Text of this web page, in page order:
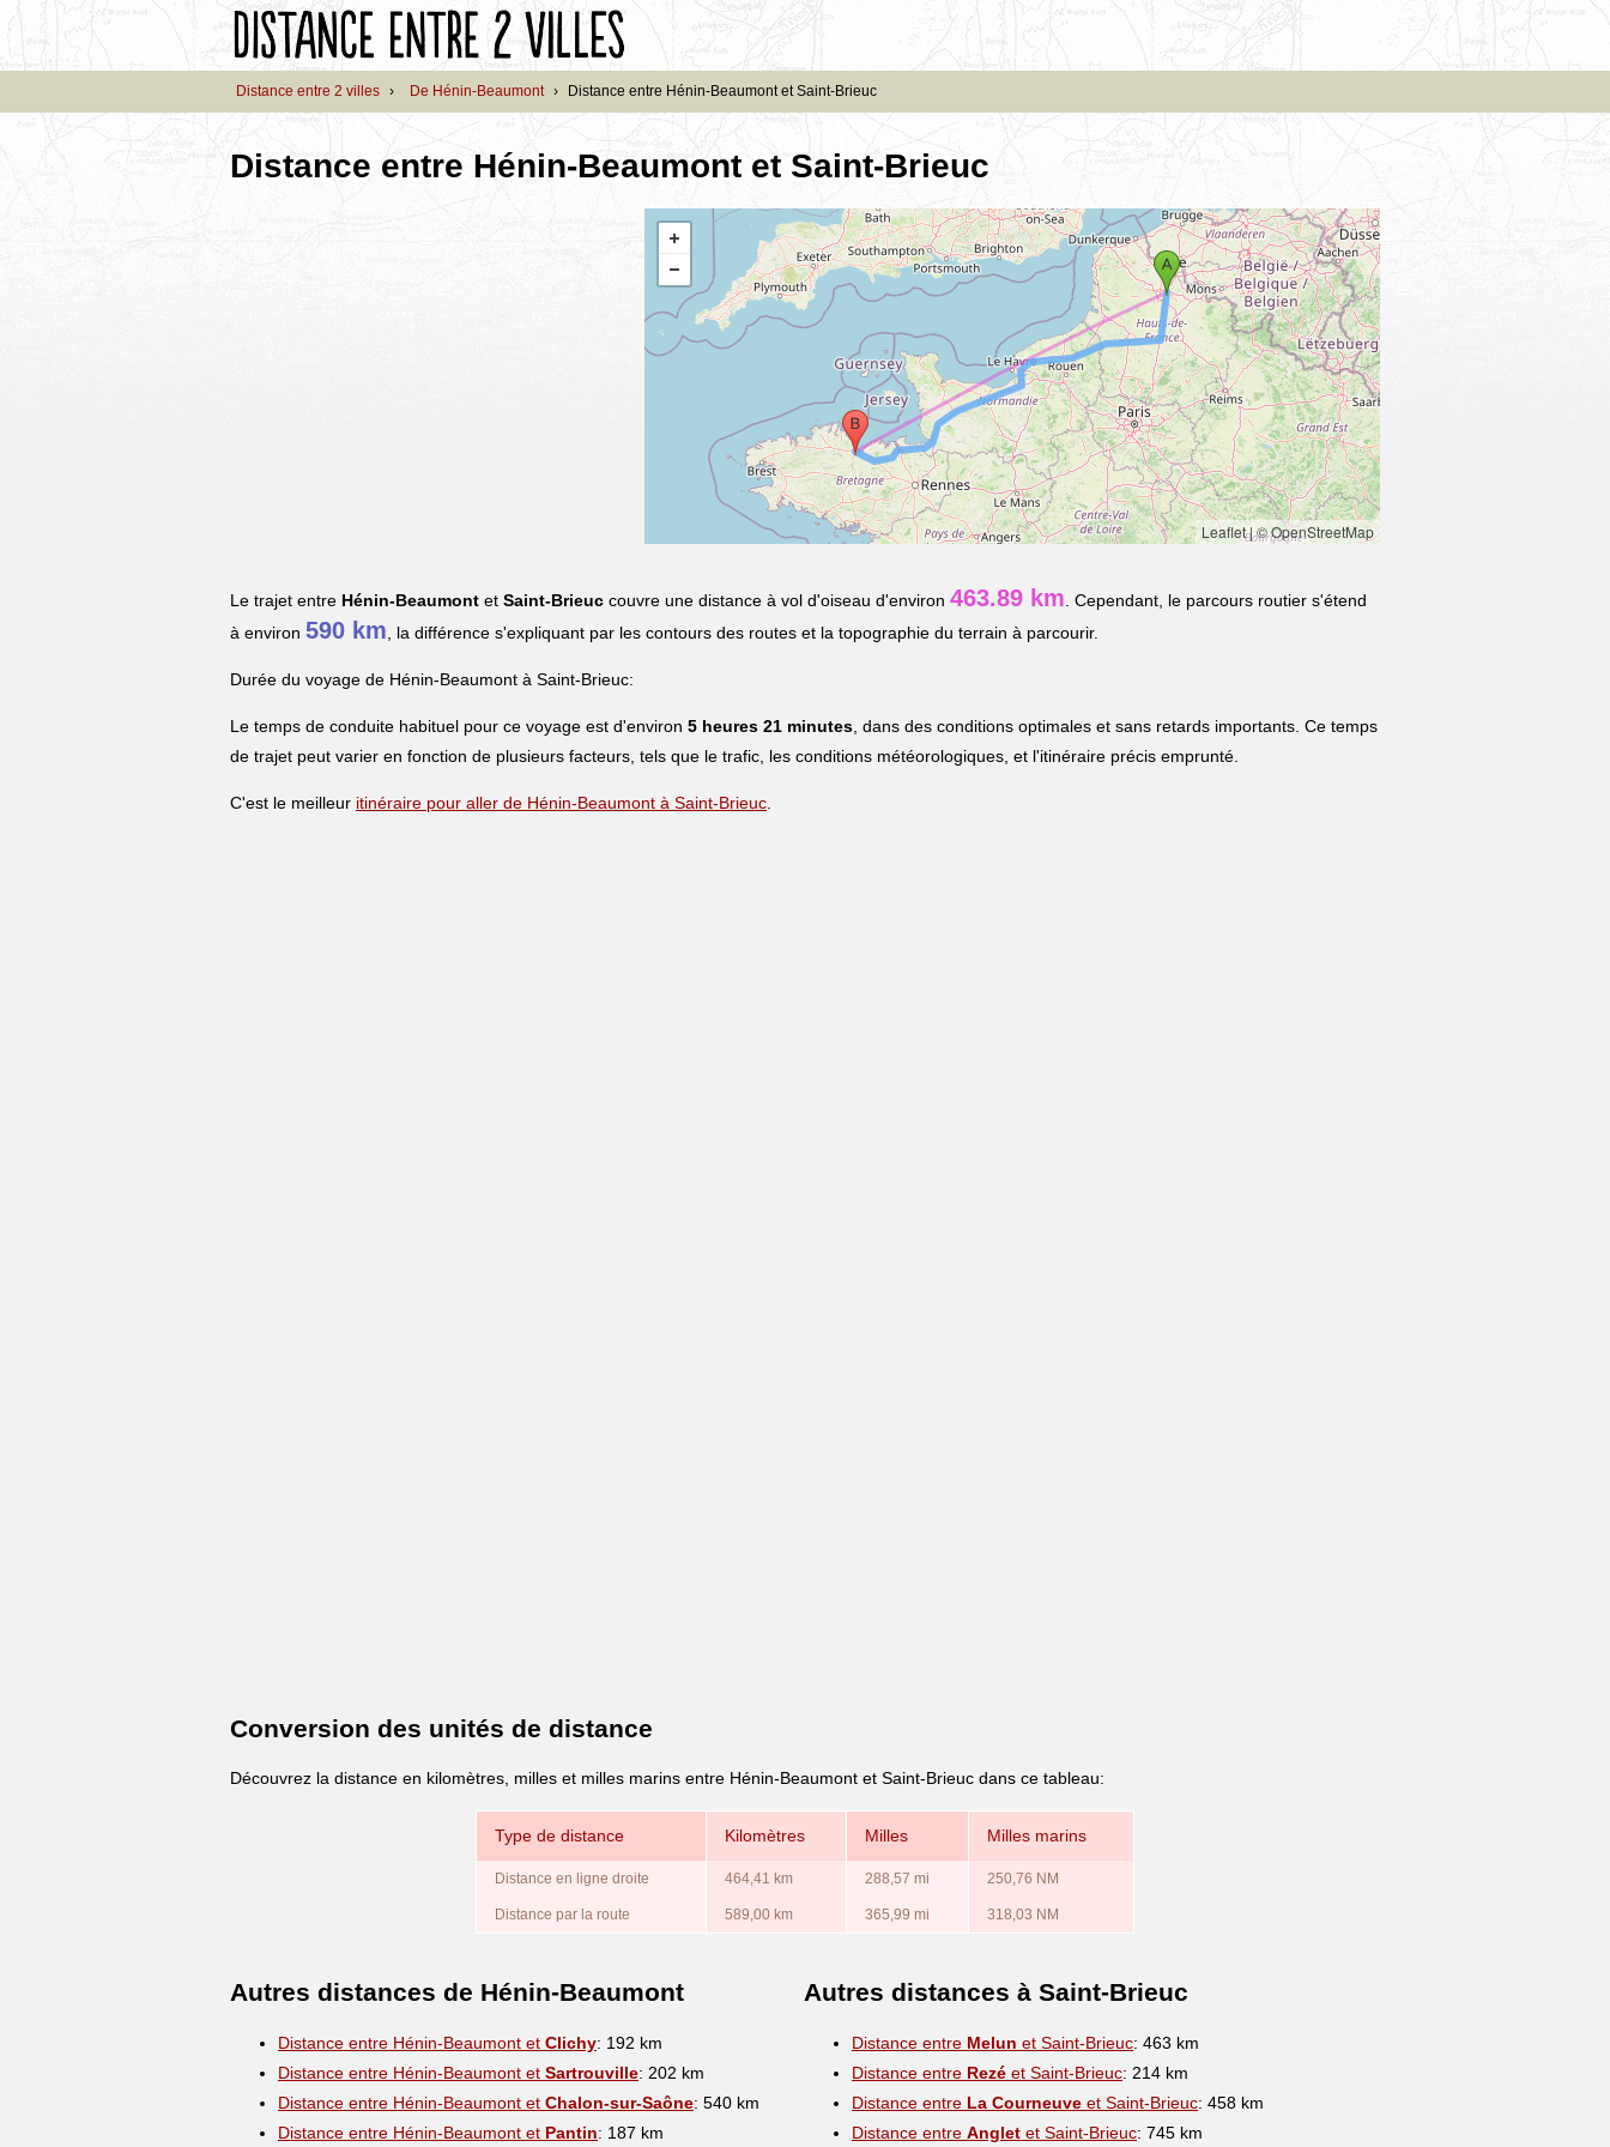
Distance entre 2 villes › De Hénin-Beaumont › Distance entre Hénin-Beaumont et Saint-Brieuc
Distance entre Hénin-Beaumont et Saint-Brieuc
Leaflet|© OpenStreetMap
Le trajet entre Hénin-Beaumont et Saint-Brieuc couvre une distance à vol d'oiseau d'environ 463.89 km . Cependant, le parcours routier s'étend
à environ 590 km , la différence s'expliquant par les contours des routes et la topographie du terrain à parcourir.
Durée du voyage de Hénin-Beaumont à Saint-Brieuc:
Le temps de conduite habituel pour ce voyage est d'environ 5 heures 21 minutes , dans des conditions optimales et sans retards importants. Ce temps
de trajet peut varier en fonction de plusieurs facteurs, tels que le trafic, les conditions météorologiques, et l'itinéraire précis emprunté.
C'est le meilleur itinéraire pour aller de Hénin-Beaumont à Saint-Brieuc
Conversion des unités de distance
Découvrez la distance en kilomètres, milles et milles marins entre Hénin-Beaumont et Saint-Brieuc dans ce tableau:
Type de distance Kilomètres Milles Milles marins
Distance en ligne droite 464,41 km 288,57 mi 250,76 NM
Distance par la route 589,00 km 365,99 mi 318,03 NM
Autres distances de Hénin-Beaumont
Distance entre Hénin-Beaumont et Clichy: 192 km
Distance entre Hénin-Beaumont et Sartrouville: 202 km
Distance entre Hénin-Beaumont et Chalon-sur-Saône: 540 km
Distance entre Hénin-Beaumont et Pantin: 187 km
Autres distances à Saint-Brieuc
Distance entre Melun et Saint-Brieuc: 463 km
Distance entre Rezé et Saint-Brieuc: 214 km
Distance entre La Courneuve et Saint-Brieuc: 458 km
Distance entre Anglet et Saint-Brieuc: 745 km